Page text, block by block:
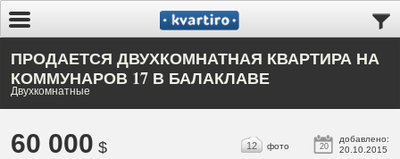
ПРОДАЕТСЯ ДВУХКОМНАТНАЯ КВАРТИРА НА
КОММУНАРОВ 17 В БАЛАКЛАВЕ
Двухкомнатные
60 000 $ 20
добавлено:
20.10.2015
12 фото